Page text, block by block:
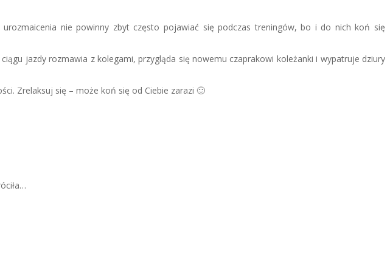
nie powinny zbyt często pojawiać się podczas treningów, bo i do nich koń się
jazdy rozmawia z kolegami, przygląda się nowemu czaprakowi koleżanki i wypatruje dziury
Zrelaksuj się – może koń się od Ciebie zarazi 🙂